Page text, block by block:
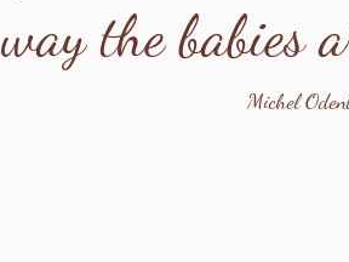
way the babies
Michel